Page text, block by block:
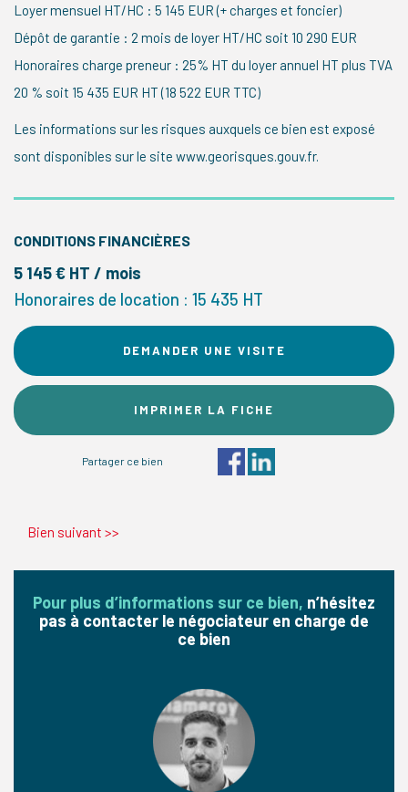
Loyer mensuel HT/HC : 5 145 EUR (+ charges et foncier)
Dépôt de garantie : 2 mois de loyer HT/HC soit 10 290 EUR
Honoraires charge preneur : 25% HT du loyer annuel HT plus TVA
20 % soit 15 435 EUR HT (18 522 EUR TTC)
Les informations sur les risques auxquels ce bien est exposé
sont disponibles sur le site www.georisques.gouv.fr.
CONDITIONS FINANCIÈRES
5 145 € HT / mois
Honoraires de location : 15 435 HT
DEMANDER UNE VISITE
IMPRIMER LA FICHE
Partager ce bien
Bien suivant >>
Pour plus d’informations sur ce bien, n’hésitez
pas à contacter le négociateur en charge de
ce bien